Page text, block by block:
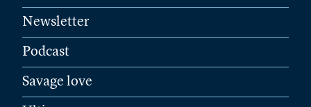
Newsletter
Podcast
Savage love